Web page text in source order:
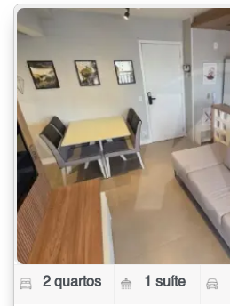
2 quartos 1 suíte